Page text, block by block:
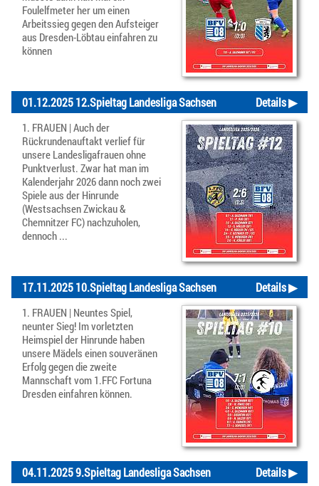
Foulelfmeter her um einen
Arbeitssieg gegen den Aufsteiger
aus Dresden-Löbtau einfahren zu
können
Details ▶
01.12.2025 12.Spieltag Landesliga Sachsen
1. FRAUEN | Auch der
Rückrundenauftakt verlief für
unsere Landesligafrauen ohne
Punktverlust. Zwar hat man im
Kalenderjahr 2026 dann noch zwei
Spiele aus der Hinrunde
(Westsachsen Zwickau &
Chemnitzer FC) nachzuholen,
dennoch ...
Details ▶
17.11.2025 10.Spieltag Landesliga Sachsen
1. FRAUEN | Neuntes Spiel,
neunter Sieg! Im vorletzten
Heimspiel der Hinrunde haben
unsere Mädels einen souveränen
Erfolg gegen die zweite
Mannschaft vom 1.FFC Fortuna
Dresden einfahren können.
Details ▶
04.11.2025 9.Spieltag Landesliga Sachsen